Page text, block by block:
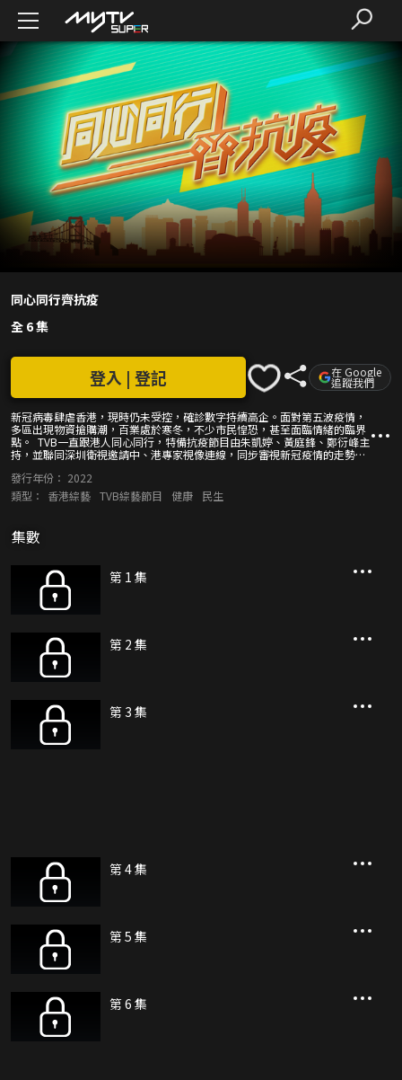
同心同行齊抗疫
全 6 集
新冠病毒肆虐香港，現時仍未受控，確診數字持續高企。面對第五波疫情，
多區出現物資搶購潮，百業處於寒冬，不少市民惶恐，甚至面臨情緒的臨界
點。 TVB一直跟港人同心同行，特備抗疫節目由朱凱婷、黃庭鋒、鄭衍峰主
持，並聯同深圳衛視邀請中、港專家視像連線，同步審視新冠疫情的走勢，
病毒？ 節目還會關注內地對本港疫情的支援；兩地共同攜手抗疫，跨過難
關！
登入 | 登記 在 Google
追蹤我們
發行年份： 2022
類型：
香港綜藝 TVB綜藝節目 健康 民生
集數
第 1 集
第 2 集
第 3 集
第 4 集
第 5 集
第 6 集